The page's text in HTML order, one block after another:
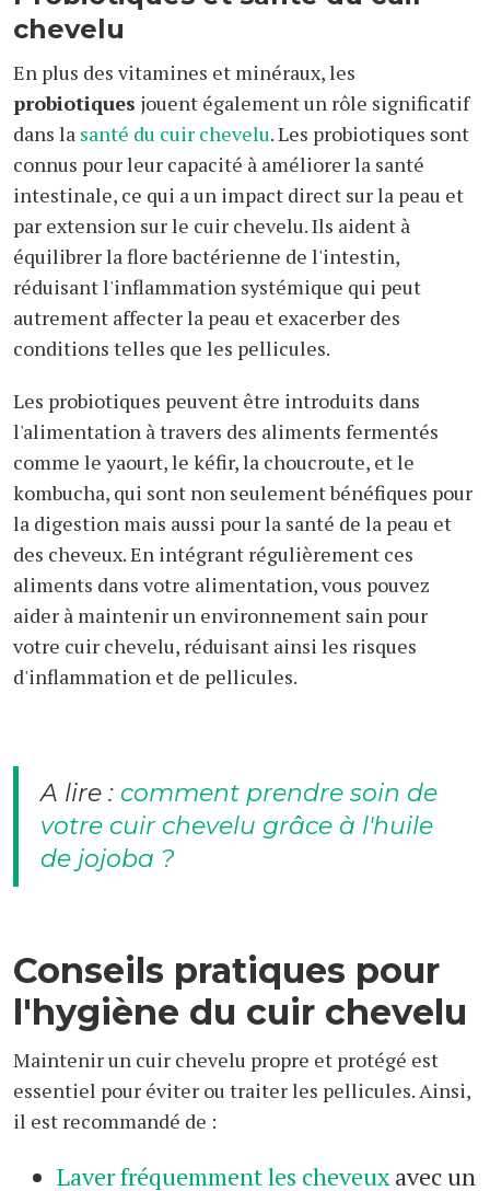
chevelu
En plus des vitamines et minéraux, les
probiotiques jouent également un rôle significatif
dans la santé du cuir chevelu. Les probiotiques sont
connus pour leur capacité à améliorer la santé
intestinale, ce qui a un impact direct sur la peau et
par extension sur le cuir chevelu. Ils aident à
équilibrer la flore bactérienne de l'intestin,
réduisant l'inflammation systémique qui peut
autrement affecter la peau et exacerber des
conditions telles que les pellicules.
Les probiotiques peuvent être introduits dans
l'alimentation à travers des aliments fermentés
comme le yaourt, le kéfir, la choucroute, et le
kombucha, qui sont non seulement bénéfiques pour
la digestion mais aussi pour la santé de la peau et
des cheveux. En intégrant régulièrement ces
aliments dans votre alimentation, vous pouvez
aider à maintenir un environnement sain pour
votre cuir chevelu, réduisant ainsi les risques
d'inflammation et de pellicules.
A lire : comment prendre soin de
votre cuir chevelu grâce à l'huile
de jojoba ?
Conseils pratiques pour
l'hygiène du cuir chevelu
Maintenir un cuir chevelu propre et protégé est
essentiel pour éviter ou traiter les pellicules. Ainsi,
il est recommandé de :
Laver fréquemment les cheveuxavec un